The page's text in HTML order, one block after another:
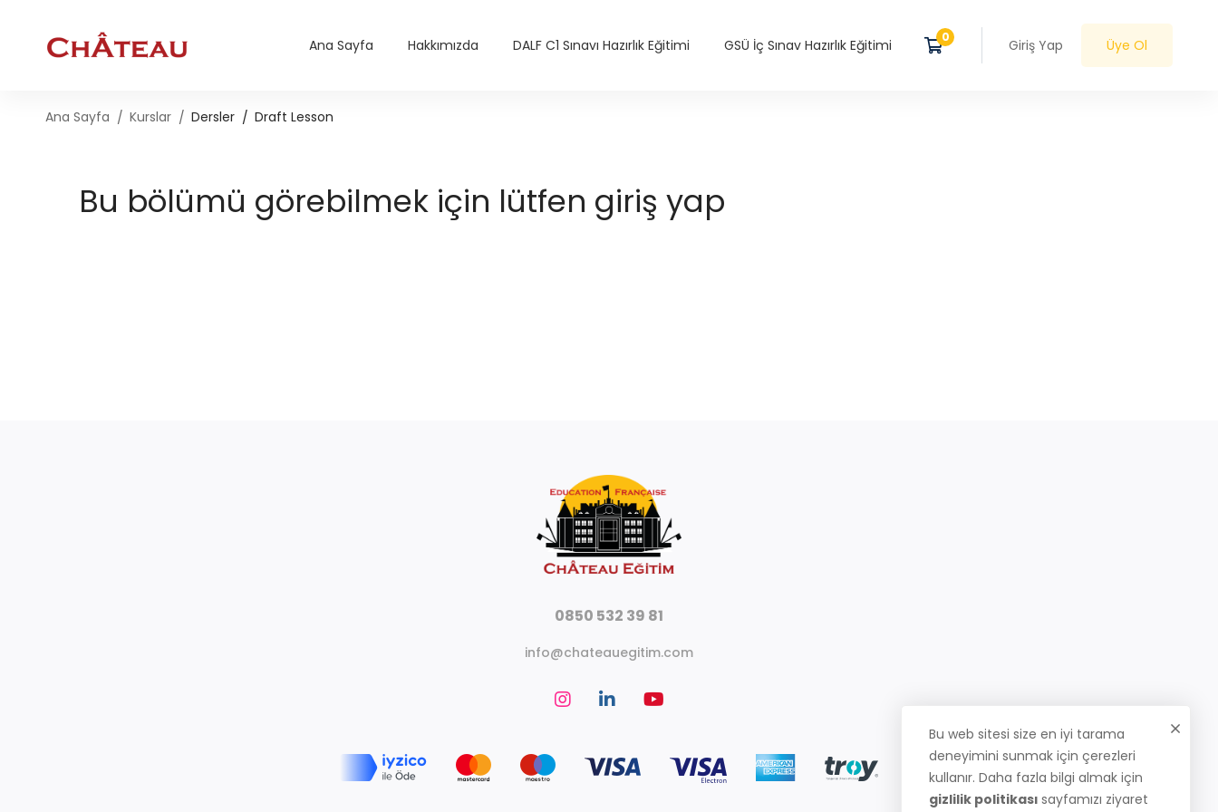
Ana Sayfa Hakkımızda DALF C1 Sınavı Hazırlık Eğitimi GSÜ İç Sınav Hazırlık Eğitimi Giriş Yap Üye Ol
Ana Sayfa Kurslar Dersler Draft Lesson
Bu bölümü görebilmek için lütfen giriş yap
0850 532 39 81
info@chateauegitim.com
Bu web sitesi size en iyi tarama
deneyimini sunmak için çerezleri
kullanır. Daha fazla bilgi almak için
gizlilik politikası sayfamızı ziyaret